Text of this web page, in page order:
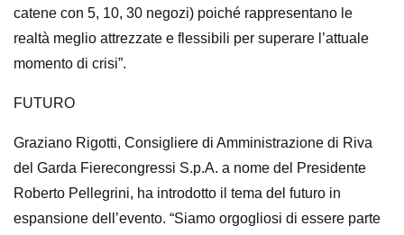
catene con 5, 10, 30 negozi) poiché rappresentano le
realtà meglio attrezzate e flessibili per superare l’attuale
momento di crisi”.
FUTURO
Graziano Rigotti, Consigliere di Amministrazione di Riva
del Garda Fierecongressi S.p.A. a nome del Presidente
Roberto Pellegrini, ha introdotto il tema del futuro in
espansione dell’evento. “Siamo orgogliosi di essere parte